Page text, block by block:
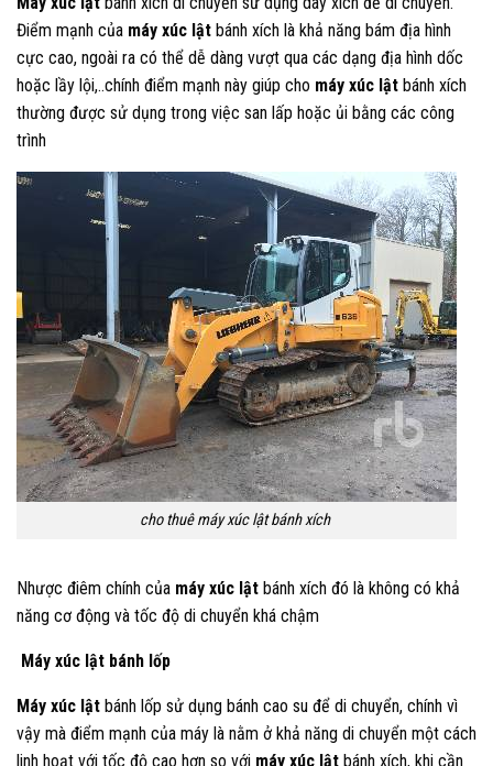
Điểm mạnh của máy xúc lật bánh xích là khả năng bám địa hình
cực cao, ngoài ra có thể dễ dàng vượt qua các dạng địa hình dốc
hoặc lầy lội,..chính điểm mạnh này giúp cho máy xúc lật bánh xích
thường được sử dụng trong việc san lấp hoặc ủi bằng các công
trình
cho thuê máy xúc lật bánh xích
Nhược điêm chính của máy xúc lật bánh xích đó là không có khả
năng cơ động và tốc độ di chuyển khá chậm
Máy xúc lật bánh lốp​
Máy xúc lật bánh lốp sử dụng bánh cao su để di chuyển, chính vì
vậy mà điểm mạnh của máy là nằm ở khả năng di chuyển một cách
linh hoạt với tốc độ cao hơn so với máy xúc lật bánh xích, khi cần